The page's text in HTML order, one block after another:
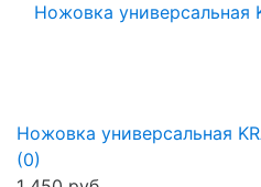
Ножовка универсальная
(0)